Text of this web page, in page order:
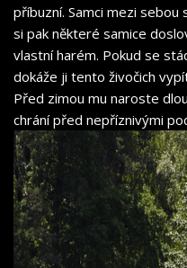
příbuzní. Samci mezi
si pak některé samice
vlastní harém. Pokud se
dokáže ji tento živočich
Před zimou mu naroste
chrání před nepříznivými